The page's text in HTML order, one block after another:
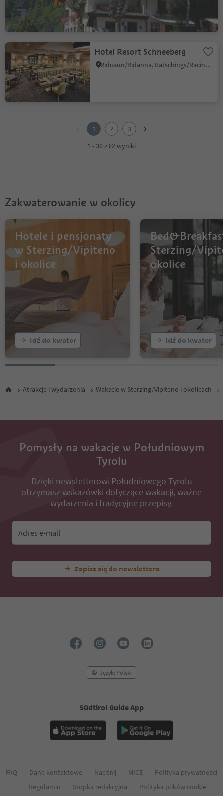
Hotel Resort Schneeberg
Ridnaun/Ridanna, Ratschings/Racines, Sterzing/Vipiteno and environs
1 2
3
1 - 30 z 82 wyniki
Zakwaterowanie w okolicy
Hotele i pensjonaty
w Sterzing/Vipiteno
i okolice
Idź do kwater
Sterzing/
okolice
Idź do kwater
Atrakcje i wydarzenia Wakacje w Sterzing/Vipiteno i okolicach
Pomysły na wakacje w Południowym
Tyrolu
Dzięki newsletterowi Południowego Tyrolu
otrzymasz wskazówki dotyczące wakacji, ważne
wydarzenia i tradycyjne przepisy.
Adres e-mail
Zapisz się do newslettera
Język: Polski
Südtirol Guide App
FAQ Dane kontaktowe Naciśnij MICE
Polityka prywatności
Regulamin
Stopka redakcyjna
Polityka plików cookie